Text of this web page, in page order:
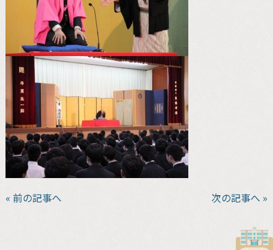
« 前の記事へ 次の記事へ »